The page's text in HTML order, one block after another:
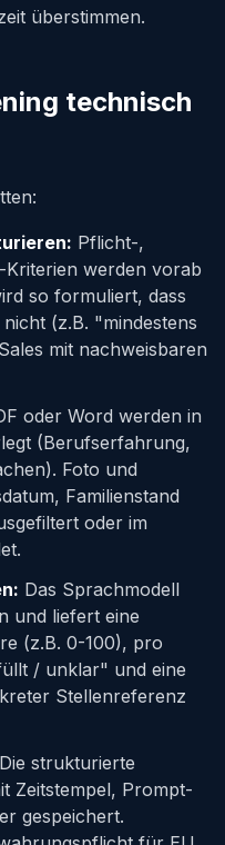
überstimmen.
technisch
Pflicht-,
werden vorab
so formuliert, dass
(z.B. "mindestens
mit nachweisbaren
oder Word werden in
(Berufserfahrung,
Foto und
Familienstand
oder im
Das Sprachmodell
und liefert eine
(z.B. 0-100), pro
/ unklar" und eine
Stellenreferenz
Die strukturierte
Zeitstempel, Prompt-
gespeichert.